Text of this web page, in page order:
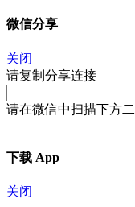
微信分享
关闭
请复制分享连接
请在微信中扫描下方
下载 App
关闭